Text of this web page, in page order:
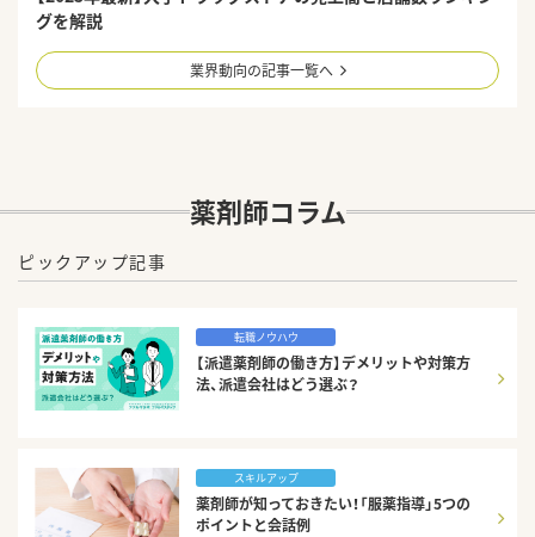
グを解説
業界動向の記事一覧へ
薬剤師コラム
ピックアップ記事
転職ノウハウ
【派遣薬剤師の働き方】デメリットや対策方
法、派遣会社はどう選ぶ？
スキルアップ
薬剤師が知っておきたい！「服薬指導」5つの
ポイントと会話例